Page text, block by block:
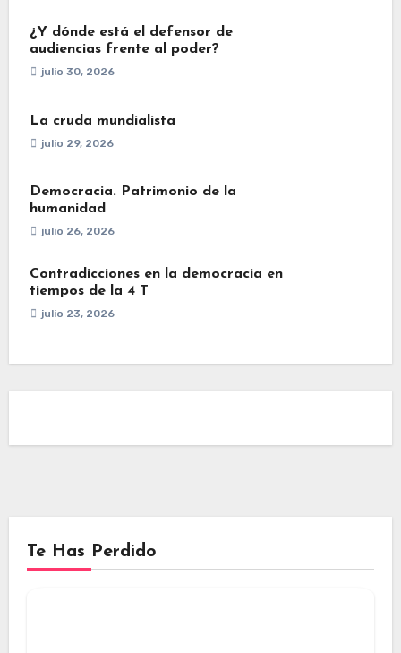
¿Y dónde está el defensor de
audiencias frente al poder?
julio 30, 2026
La cruda mundialista
julio 29, 2026
Democracia. Patrimonio de la
humanidad
julio 26, 2026
Contradicciones en la democracia en
tiempos de la 4 T
julio 23, 2026
Te Has Perdido